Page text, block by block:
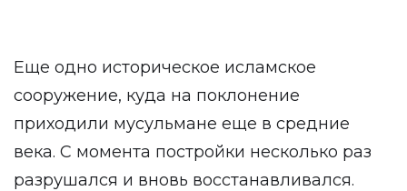
Еще одно историческое исламское
сооружение, куда на поклонение
приходили мусульмане еще в средние
века. С момента постройки несколько раз
разрушался и вновь восстанавливался.